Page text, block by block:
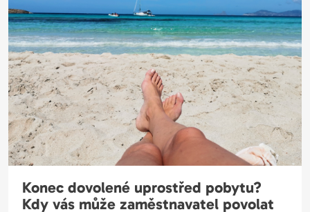
Konec dovolené uprostřed pobytu?
Kdy vás může zaměstnavatel povolat